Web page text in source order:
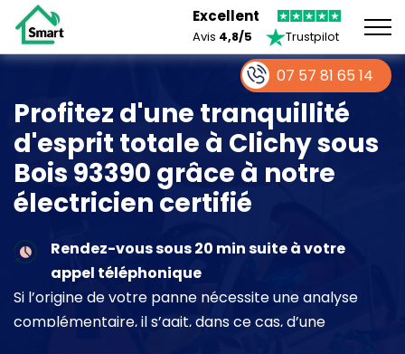
Excellent
Avis 4,8/5 Trustpilot
Profitez d'une tranquillité
d'esprit totale à Clichy sous
Bois 93390 grâce à notre
électricien certifié
Rendez-vous sous 20 min suite à votre
appel téléphonique
Si l’origine de votre panne nécessite une analyse
complémentaire, il s’agit, dans ce cas, d’une
07 57 81 65 14